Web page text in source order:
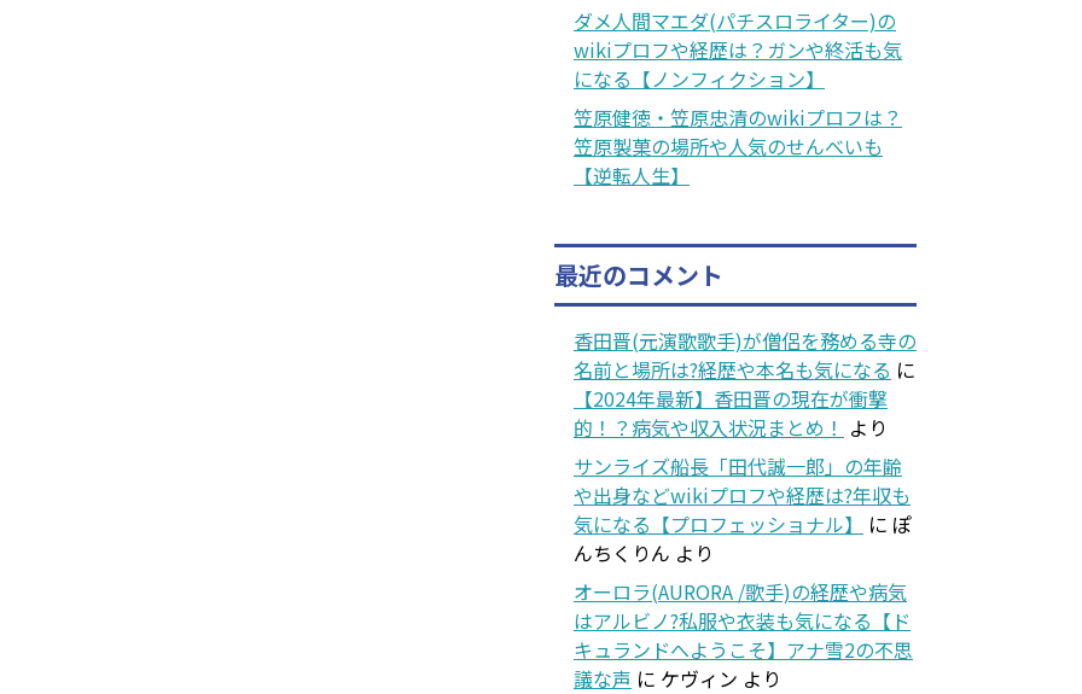
ダメ人間マエダ(パチスロライター)の
wikiプロフや経歴は？ガンや終活も気
になる【ノンフィクション】
笠原健徳・笠原忠清のwikiプロフは？
笠原製菓の場所や人気のせんべいも
【逆転人生】
最近のコメント
香田晋(元演歌歌手)が僧侶を務める寺の
名前と場所は?経歴や本名も気になる に
【2024年最新】香田晋の現在が衝撃
的！？病気や収入状況まとめ！ より
サンライズ船長「田代誠一郎」の年齢
や出身などwikiプロフや経歴は?年収も
気になる【プロフェッショナル】
に ぽ
んちくりん より
オーロラ(AURORA /歌手)の経歴や病気
はアルビノ?私服や衣装も気になる【ド
キュランドへようこそ】アナ雪2の不思
議な声 に ケヴィン より